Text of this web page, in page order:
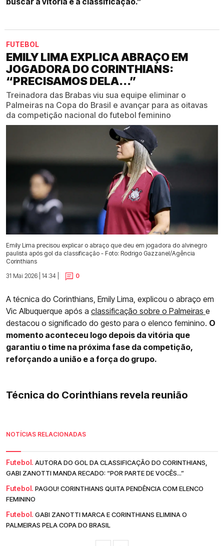
FUTEBOL
EMILY LIMA EXPLICA ABRAÇO EM
JOGADORA DO CORINTHIANS:
“PRECISAMOS DELA...”
Treinadora das Brabas viu sua equipe eliminar o
Palmeiras na Copa do Brasil e avançar para as oitavas
da competição nacional do futebol feminino
Emily Lima precisou explicar o abraço que deu em jogadora do alvinegro
paulista após gol da classificação - Foto: Rodrigo Gazzanel/Agência
Corinthians
31 Mai 2026 | 14:34 |
0
A técnica do Corinthians, Emily Lima, explicou o abraço em
Vic Albuquerque após a classificação sobre o Palmeiras e
destacou o significado do gesto para o elenco feminino. O
momento aconteceu logo depois da vitória que
garantiu o time na próxima fase da competição,
reforçando a união e a força do grupo.
Técnica do Corinthians revela reunião
NOTÍCIAS RELACIONADAS
Futebol. AUTORA DO GOL DA CLASSIFICAÇÃO DO CORINTHIANS,
GABI ZANOTTI MANDA RECADO: “POR PARTE DE VOCÊS...”
Futebol. PAGOU! CORINTHIANS QUITA PENDÊNCIA COM ELENCO
FEMININO
Futebol. GABI ZANOTTI MARCA E CORINTHIANS ELIMINA O
PALMEIRAS PELA COPA DO BRASIL